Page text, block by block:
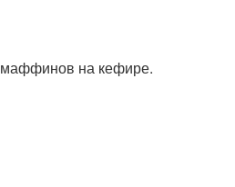
маффинов на кефире.